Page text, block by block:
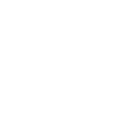
trenger at enheten
låntakerens laptop er